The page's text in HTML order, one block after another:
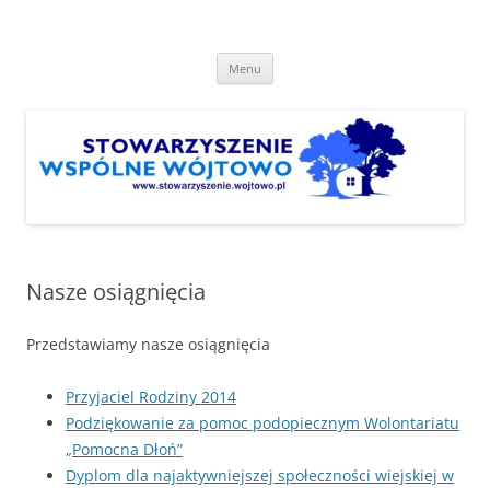
Wójtowo"
Menu
Nasze osiągnięcia
Przedstawiamy nasze osiągnięcia
Przyjaciel Rodziny 2014
Podziękowanie za pomoc podopiecznym Wolontariatu
„Pomocna Dłoń”
Dyplom dla najaktywniejszej społeczności wiejskiej w